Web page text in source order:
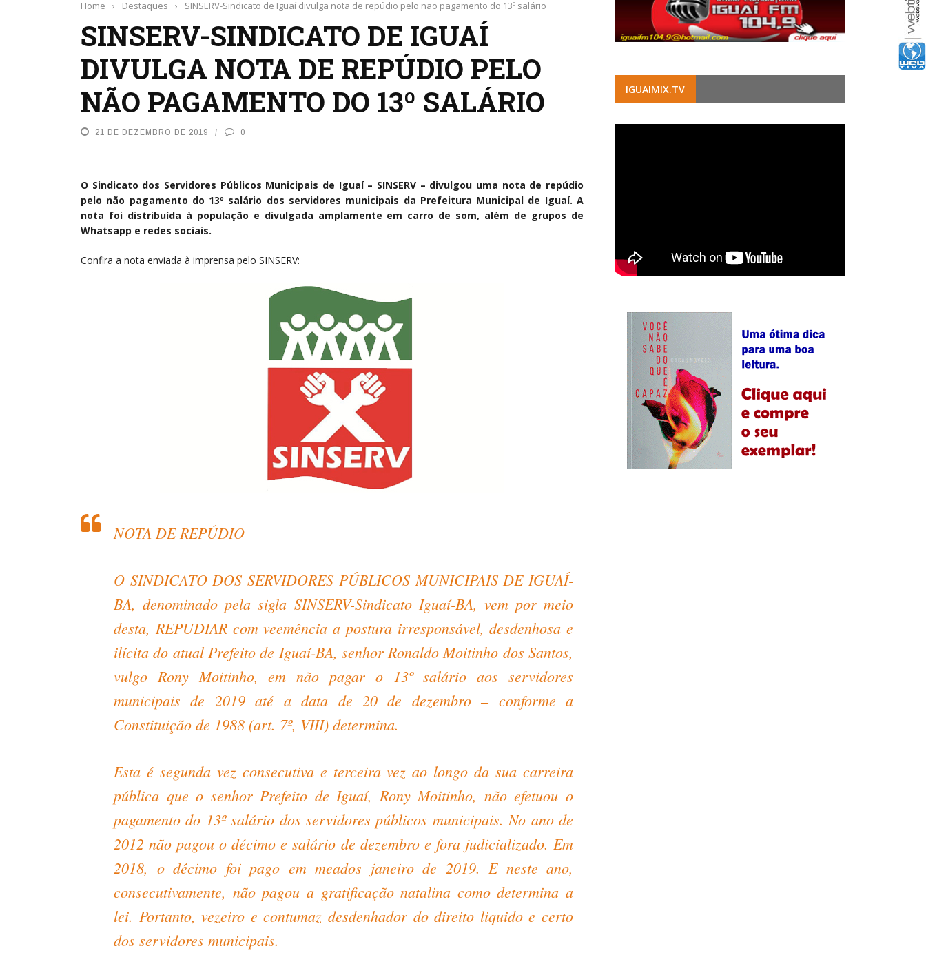
Home › Destaques › SINSERV-Sindicato de Iguaí divulga nota de repúdio pelo não pagamento do 13º salário
SINSERV-SINDICATO DE IGUAÍ
DIVULGA NOTA DE REPÚDIO PELO
NÃO PAGAMENTO DO 13º SALÁRIO
21 DE DEZEMBRO DE 2019 0
O Sindicato dos Servidores Públicos Municipais de Iguaí – SINSERV – divulgou uma nota de repúdio
pelo não pagamento do 13º salário dos servidores municipais da Prefeitura Municipal de Iguaí. A
nota foi distribuída à população e divulgada amplamente em carro de som, além de grupos de
Whatsapp e redes sociais.
Confira a nota enviada à imprensa pelo SINSERV:
NOTA DE REPÚDIO
O SINDICATO DOS SERVIDORES PÚBLICOS MUNICIPAIS DE IGUAÍ-
BA, denominado pela sigla SINSERV-Sindicato Iguaí-BA, vem por meio
desta, REPUDIAR com veemência a postura irresponsável, desdenhosa e
ilícita do atual Prefeito de Iguaí-BA, senhor Ronaldo Moitinho dos Santos,
vulgo Rony Moitinho, em não pagar o 13º salário aos servidores
municipais de 2019 até a data de 20 de dezembro – conforme a
Constituição de 1988 (art. 7º, VIII) determina.
Esta é segunda vez consecutiva e terceira vez ao longo da sua carreira
pública que o senhor Prefeito de Iguaí, Rony Moitinho, não efetuou o
pagamento do 13º salário dos servidores públicos municipais. No ano de
2012 não pagou o décimo e salário de dezembro e fora judicializado. Em
2018, o décimo foi pago em meados janeiro de 2019. E neste ano,
consecutivamente, não pagou a gratificação natalina como determina a
lei. Portanto, vezeiro e contumaz desdenhador do direito liquido e certo
dos servidores municipais.
IGUAIMIX.TV